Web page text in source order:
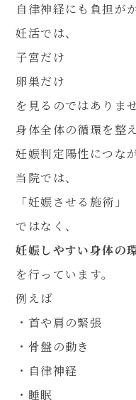
自律神経にも負担が
妊活では、
子宮だけ
卵巣だけ
を見るのではありま
身体全体の循環を整
妊娠判定陽性につな
当院では、
「妊娠させる施術」
ではなく、
妊娠しやすい身体の
を行っています。
例えば
・首や肩の緊張
・骨盤の動き
・自律神経
・睡眠